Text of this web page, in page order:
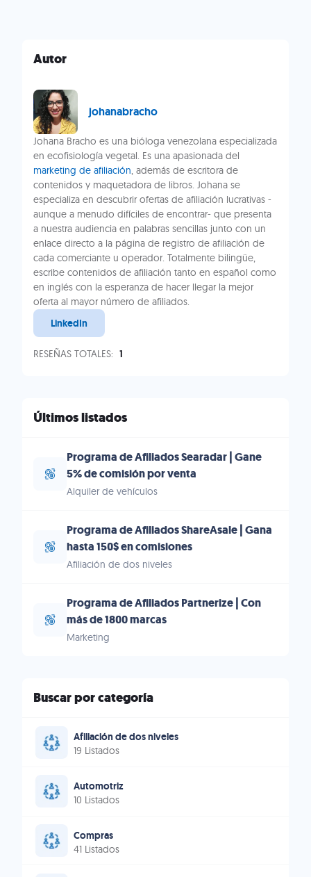
Autor
johanabracho
Johana Bracho es una bióloga venezolana especializada
en ecofisiología vegetal. Es una apasionada del
marketing de afiliación, además de escritora de
contenidos y maquetadora de libros. Johana se
especializa en descubrir ofertas de afiliación lucrativas -
aunque a menudo difíciles de encontrar- que presenta
a nuestra audiencia en palabras sencillas junto con un
enlace directo a la página de registro de afiliación de
cada comerciante u operador. Totalmente bilingüe,
escribe contenidos de afiliación tanto en español como
en inglés con la esperanza de hacer llegar la mejor
oferta al mayor número de afiliados.
LinkedIn
RESEÑAS TOTALES: 1
Últimos listados
Programa de Afiliados Searadar | Gane
5% de comisión por venta
Alquiler de vehículos
Programa de Afiliados ShareAsale | Gana
hasta 150$ en comisiones
Afiliación de dos niveles
Programa de Afiliados Partnerize | Con
más de 1800 marcas
Marketing
Buscar por categoría
Afiliación de dos niveles
19 Listados
Automotriz
10 Listados
Compras
41 Listados